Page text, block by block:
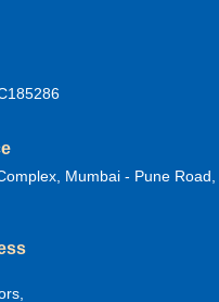
Mumbai - Pune Road,